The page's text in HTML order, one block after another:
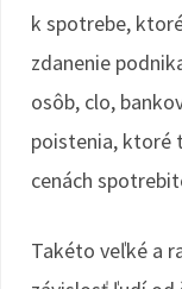
k spotrebe,
zdanenie
osôb, clo,
poistenia, ktoré
cenách
Takéto veľké a